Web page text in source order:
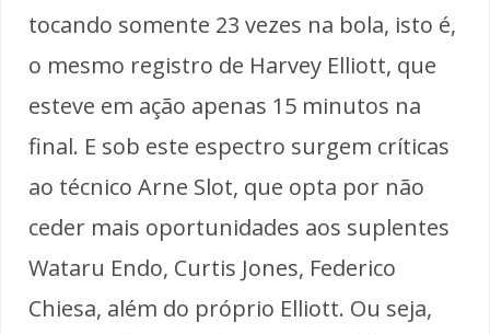
tocando somente 23 vezes na bola, isto é,
o mesmo registro de Harvey Elliott, que
esteve em ação apenas 15 minutos na
final. E sob este espectro surgem críticas
ao técnico Arne Slot, que opta por não
ceder mais oportunidades aos suplentes
Wataru Endo, Curtis Jones, Federico
Chiesa, além do próprio Elliott. Ou seja,